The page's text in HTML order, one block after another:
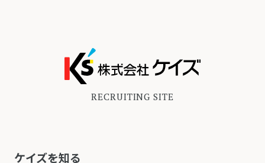
RECRUITING SITE
ケイズを知る